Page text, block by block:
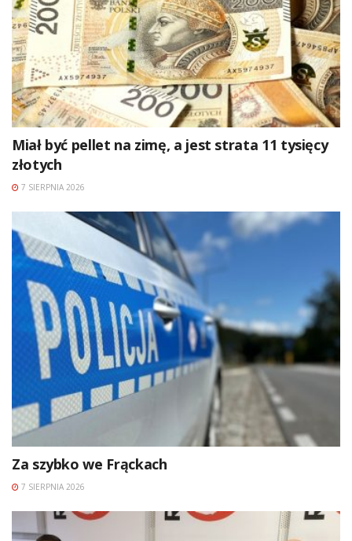
Miał być pellet na zimę, a jest strata 11 tysięcy
złotych
7 SIERPNIA 2026
Za szybko we Frąckach
7 SIERPNIA 2026